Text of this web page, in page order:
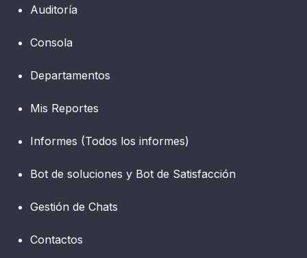
Auditoría
Consola
Departamentos
Mis Reportes
Informes (Todos los informes)
Bot de soluciones y Bot de Satisfacción
Gestión de Chats
Contactos